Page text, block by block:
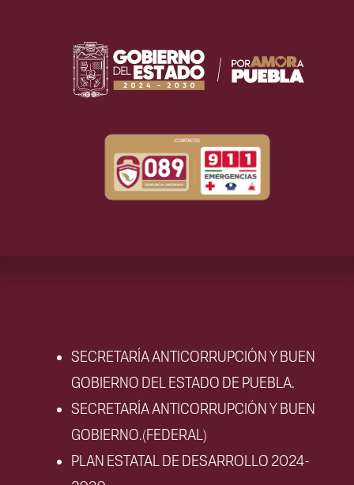
SECRETARÍA ANTICORRUPCIÓN Y BUEN
GOBIERNO DEL ESTADO DE PUEBLA.
SECRETARÍA ANTICORRUPCIÓN Y BUEN
GOBIERNO.(FEDERAL)
PLAN ESTATAL DE DESARROLLO 2024-